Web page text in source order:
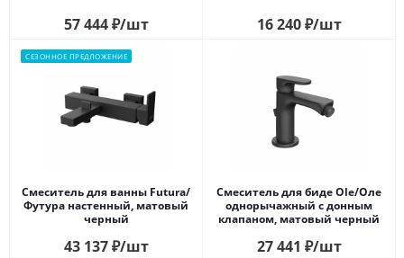
57 444₽/шт 16 240₽/шт
СЕЗОННОЕ ПРЕДЛОЖЕНИЕ
Смеситель для ванны Futura/
Футура настенный, матовый
черный
43 137₽/шт
Смеситель для биде Ole/Оле
однорычажный с донным
клапаном, матовый черный
27 441 ₽/шт